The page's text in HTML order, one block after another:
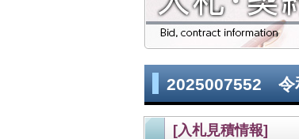
2025007552 令
[入札見積情報]